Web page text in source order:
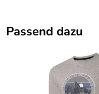
5
Passend dazu